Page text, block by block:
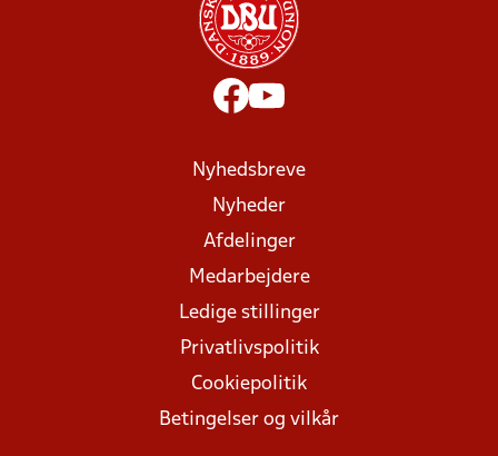
Nyhedsbreve
Nyheder
Afdelinger
Medarbejdere
Ledige stillinger
Privatlivspolitik
Cookiepolitik
Betingelser og vilkår